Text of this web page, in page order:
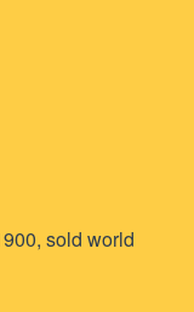
sold world